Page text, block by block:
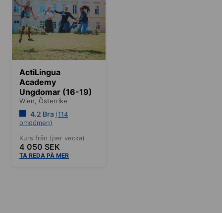
ActiLingua
Academy
Ungdomar (16-19)
Wien, Österrike
4.2 Bra (114
omdömen)
Kurs från (per vecka)
4 050 SEK
TA REDA PÅ MER